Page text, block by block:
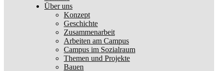
Über uns
Konzept
Geschichte
Zusammenarbeit
Arbeiten am Campus
Campus im Sozialraum
Themen und Projekte
Bauen